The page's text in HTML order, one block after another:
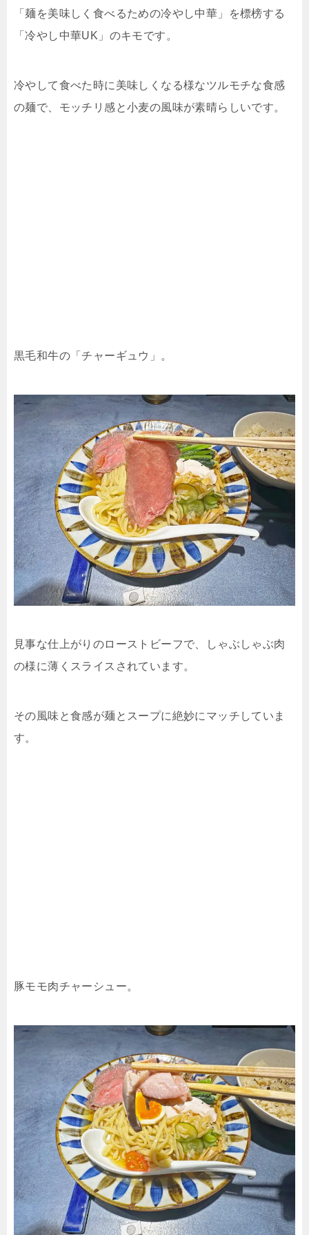
「麺を美味しく食べるための冷やし中華」を標榜する
「冷やし中華UK」のキモです。
冷やして食べた時に美味しくなる様なツルモチな食感
の麺で、モッチリ感と小麦の風味が素晴らしいです。
黒毛和牛の「チャーギュウ」。
見事な仕上がりのローストビーフで、しゃぶしゃぶ肉
の様に薄くスライスされています。
その風味と食感が麺とスープに絶妙にマッチしていま
す。
豚モモ肉チャーシュー。